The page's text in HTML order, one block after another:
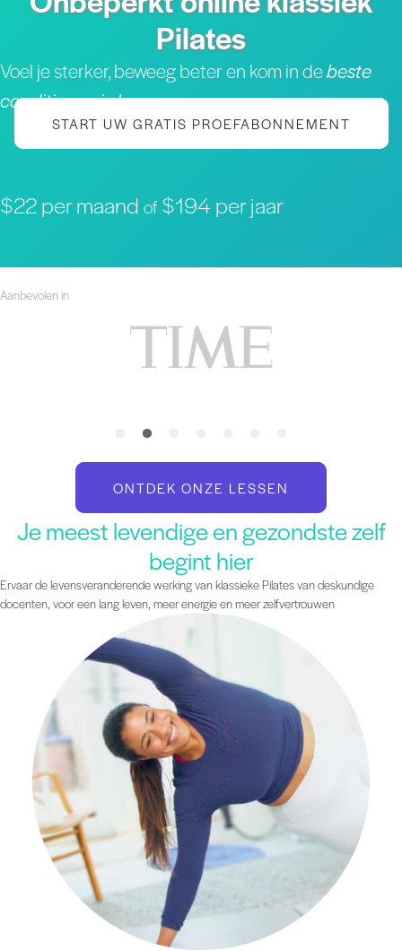
Pilates
Voel je sterker, beweeg beter en kom in debeste
conditie van je leven
START UW GRATIS PROEFABONNEMENT
$22 per maand of $194 per jaar
Aanbevolen in
ONTDEK ONZE LESSEN
Je meest levendige en gezondste zelf
begint hier
Ervaar de levensveranderende werking van klassieke Pilates van deskundige
docenten, voor een lang leven, meer energie en meer zelfvertrouwen